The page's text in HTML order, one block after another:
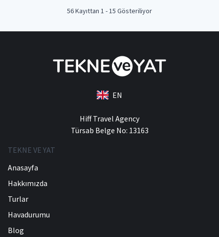
56 Kayıttan 1 - 15 Gösteriliyor
EN
Hiff Travel Agency
Türsab Belge No: 13163
TEKNE VE YAT
Anasayfa
Hakkımızda
Turlar
Havadurumu
Blog